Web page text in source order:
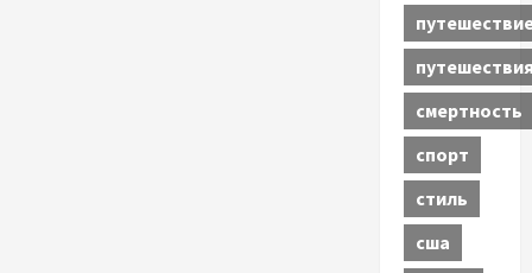
смертность
спорт
стиль
сша